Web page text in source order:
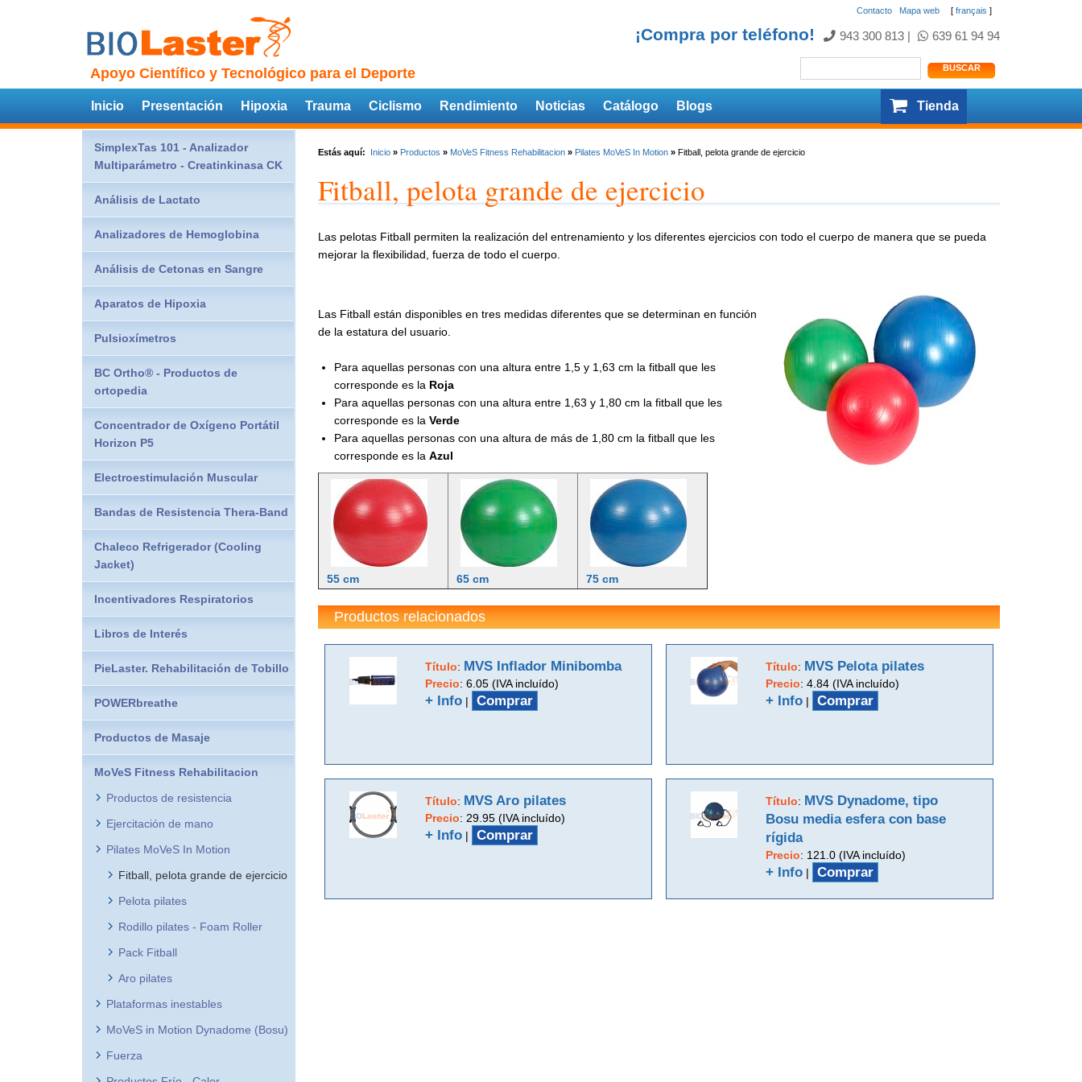
[ français ]
Contacto Mapa web
Apoyo Científico y Tecnológico para el Deporte
¡Compra por teléfono! 943 300 813 639 61 94 94
Inicio Presentación Hipoxia Trauma Ciclismo Rendimiento Noticias Catálogo Blogs Tienda
Estás aquí: Inicio » Productos » MoVeS Fitness Rehabilitacion » Pilates MoVeS In Motion »Fitball, pelota grande de ejercicio
Fitball, pelota grande de ejercicio
Las pelotas Fitball permiten la realización del entrenamiento y los diferentes ejercicios con todo el cuerpo de manera que se pueda
mejorar la flexibilidad, fuerza de todo el cuerpo.
Las Fitball están disponibles en tres medidas diferentes que se determinan en función
de la estatura del usuario.
Para aquellas personas con una altura entre 1,5 y 1,63 cm la fitball que les
corresponde es la Roja
Para aquellas personas con una altura entre 1,63 y 1,80 cm la fitball que les
corresponde es la Verde
Para aquellas personas con una altura de más de 1,80 cm la fitball que les
corresponde es la Azul
55 cm 65 cm 75 cm
Productos relacionados
Título: MVS Inflador Minibomba
Precio: 6.05 (IVA incluído)
+ Info| Comprar
Título: MVS Pelota pilates
Precio:4.84 (IVA incluído)
+ Info | Comprar
Título: MVS Aro pilates
Precio: 29.95 (IVA incluído)
+ Info| Comprar
Título: MVS Dynadome, tipo
Bosu media esfera con base
rígida
Precio: 121.0 (IVA incluído)
+ Info | Comprar
SimplexTas 101 - Analizador
Multiparámetro - Creatinkinasa CK
Análisis de Lactato
Analizadores de Hemoglobina
Análisis de Cetonas en Sangre
Aparatos de Hipoxia
Pulsioxímetros
BC Ortho® - Productos de
ortopedia
Concentrador de Oxígeno Portátil
Horizon P5
Electroestimulación Muscular
Bandas de Resistencia Thera-Band
Chaleco Refrigerador (Cooling
Jacket)
Incentivadores Respiratorios
Libros de Interés
PieLaster. Rehabilitación de Tobillo
POWERbreathe
Productos de Masaje
MoVeS Fitness Rehabilitacion
Productos de resistencia
Ejercitación de mano
Pilates MoVeS In Motion
Fitball, pelota grande de ejercicio
Pelota pilates
Rodillo pilates - Foam Roller
Pack Fitball
Aro pilates
Plataformas inestables
MoVeS in Motion Dynadome (Bosu)
Fuerza